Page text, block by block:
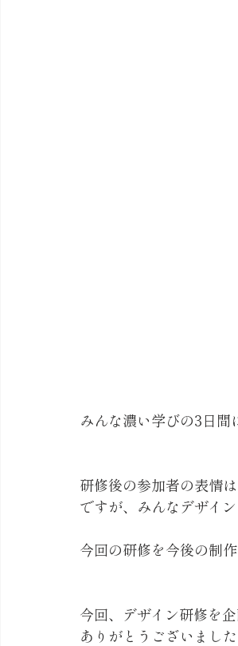
みんな濃い学びの3日間
研修後の参加者の表情
ですが、みんなデザイ
今回の研修を今後の制
今回、デザイン研修を
ありがとうございました